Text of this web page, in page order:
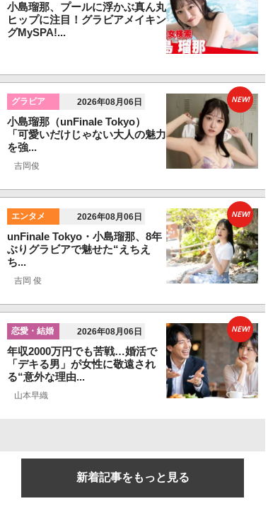
小島瑠那、プールに浮かぶ真ん丸
ヒップに注目！グラビアメイキン
グMySPA!...
グラビア 2026年08月06日
小島瑠那（unFinale Tokyo）
「可愛いだけじゃない大人の魅力
を強...
吉岡俊
NEW!
エンタメ 2026年08月06日
unFinale Tokyo・小島瑠那、8年
ぶりグラビアで魅せた“えちえ
ち...
吉岡 俊
NEW!
恋愛・結婚 2026年08月06日
年収2000万円でも苦戦…婚活で
「デキる男」が女性に敬遠され
る“意外な理由...
山本早織
NEW!
新着記事をもっと見る